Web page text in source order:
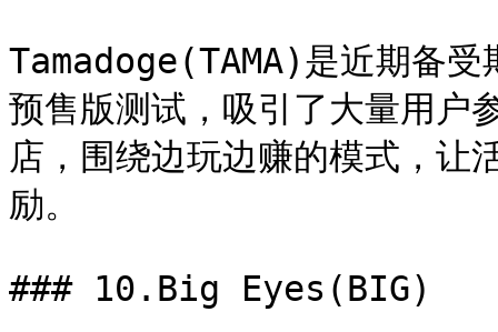
Tamadoge(TAMA)是近期备
预售版测试，吸引了大量用户
店，围绕边玩边赚的模式，让
励。
### 10.Big Eyes(BIG)